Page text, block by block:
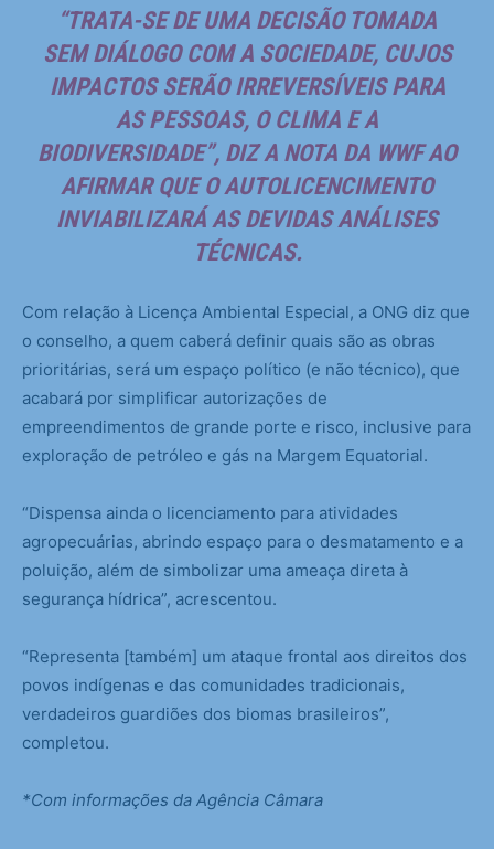
“TRATA-SE DE UMA DECISÃO TOMADA
SEM DIÁLOGO COM A SOCIEDADE, CUJOS
IMPACTOS SERÃO IRREVERSÍVEIS PARA
AS PESSOAS, O CLIMA E A
BIODIVERSIDADE”, DIZ A NOTA DA WWF AO
AFIRMAR QUE O AUTOLICENCIMENTO
INVIABILIZARÁ AS DEVIDAS ANÁLISES
TÉCNICAS.
Com relação à Licença Ambiental Especial, a ONG diz que
o conselho, a quem caberá definir quais são as obras
prioritárias, será um espaço político (e não técnico), que
acabará por simplificar autorizações de
empreendimentos de grande porte e risco, inclusive para
exploração de petróleo e gás na Margem Equatorial.
“Dispensa ainda o licenciamento para atividades
agropecuárias, abrindo espaço para o desmatamento e a
poluição, além de simbolizar uma ameaça direta à
segurança hídrica”, acrescentou.
“Representa [também] um ataque frontal aos direitos dos
povos indígenas e das comunidades tradicionais,
verdadeiros guardiões dos biomas brasileiros”,
completou.
*Com informações da Agência Câmara